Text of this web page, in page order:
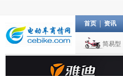
首页 资讯
简易型